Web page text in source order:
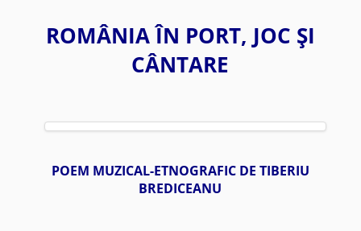
ROMÂNIA ÎN PORT, JOC ŞI
CÂNTARE
POEM MUZICAL-ETNOGRAFIC DE TIBERIU
BREDICEANU